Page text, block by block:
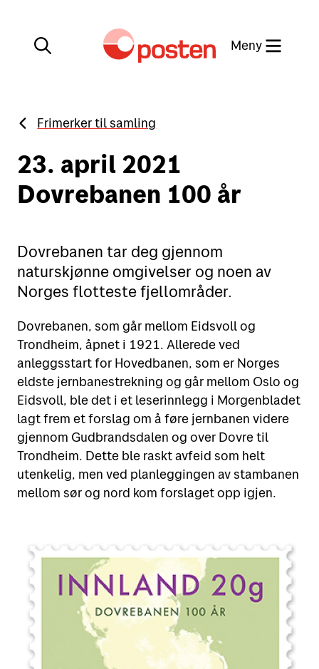
Lukk
Meny
Min side
Kundeservice
Min side
Sende
Sende i Norge
Sende til utlandet
Fortolling
Retur
Priser for 2026
Motta
Motta pakker og brev
Spore sendinger
Alt om postkasser
Leie postboks
Verktøy
Finn Posten på kartet
Flytte eller reise bort?
Adressesøk
Digipost
Posten Signering
Se alle verktøy
Frimerker til samling
23. april 2021
Dovrebanen 100 år
Dovrebanen tar deg gjennom
naturskjønne omgivelser og noen av
Norges flotteste fjellområder.
Dovrebanen, som går mellom Eidsvoll og
Trondheim, åpnet i 1921. Allerede ved
anleggsstart for Hovedbanen, som er Norges
eldste jernbanestrekning og går mellom Oslo og
Eidsvoll, ble det i et leserinnlegg i Morgenbladet
lagt frem et forslag om å føre jernbanen videre
gjennom Gudbrandsdalen og over Dovre til
Trondheim. Dette ble raskt avfeid som helt
utenkelig, men ved planleggingen av stambanen
mellom sør og nord kom forslaget opp igjen.